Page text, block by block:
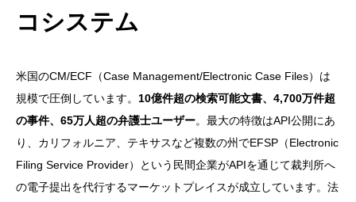
コシステム
米国のCM/ECF（Case Management/Electronic Case Files）は
規模で圧倒しています。 10億件超の検索可能文書、4,700万件超
の事件、65万人超の弁護士ユーザー。最大の特徴はAPI公開にあ
り、カリフォルニア、テキサスなど複数の州でEFSP（Electronic
Filing Service Provider）という民間企業がAPIを通じて裁判所へ
の電子提出を代行するマーケットプレイスが成立しています。法